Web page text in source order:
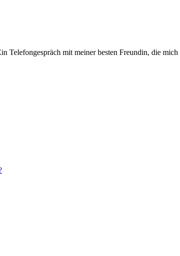
mit meiner besten Freundin, die